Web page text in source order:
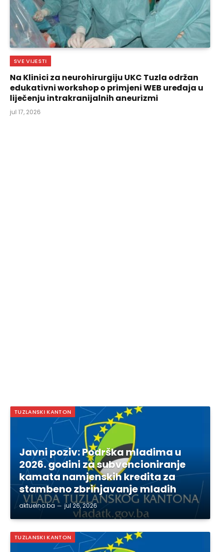
SVE VIJESTI
Na Klinici za neurohirurgiju UKC Tuzla održan
edukativni workshop o primjeni WEB uređaja u
liječenju intrakranijalnih aneurizmi
jul 17, 2026
TUZLANSKI KANTON
Javni poziv: Podrška mladima u
2026. godini za subvencioniranje
kamata namjenskih kredita za
stambeno zbrinjavanje mladih
aktuelno.ba jul 26, 2026
TUZLANSKI KANTON